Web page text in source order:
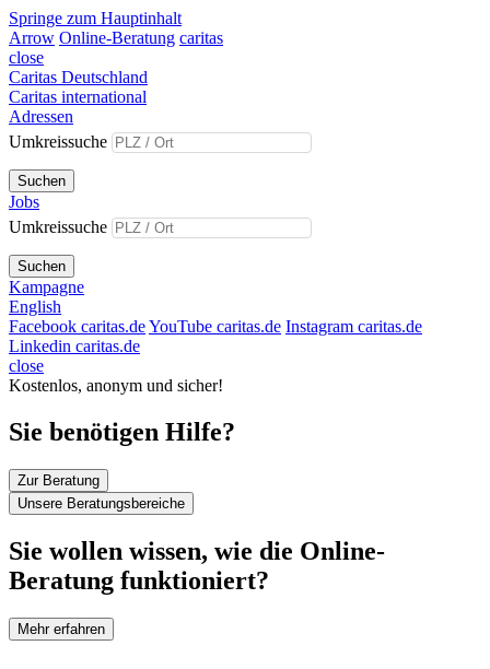
Springe zum Hauptinhalt
Arrow Online-Beratung caritas
close
Caritas Deutschland
Caritas international
Adressen
Umkreissuche
Suchen
Jobs
Umkreissuche
Suchen
Kampagne
English
Facebook caritas.deYouTube caritas.de Instagram caritas.de
Linkedin caritas.de
close
Kostenlos, anonym und sicher!
Sie benötigen Hilfe?
Zur Beratung
Unsere Beratungsbereiche
Sie wollen wissen, wie die Online-
Beratung funktioniert?
Mehr erfahren